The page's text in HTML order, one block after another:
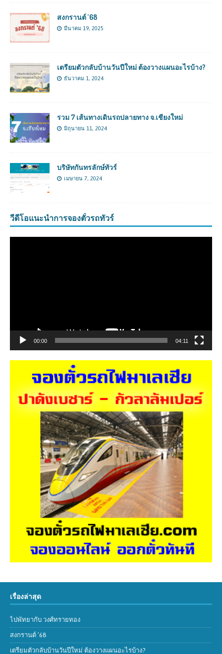
สงกรานต์ ’68
มีนาคม 19, 2025
เตรียมตัวกลับบ้านวันปีใหม่ ต้องวางแผนอะไรบ้าง?
ธันวาคม 1, 2024
รวม 7 เส้นทางเดินรถปลายทาง จ.เชียงใหม่
มิถุนายน 11, 2024
บริษัทกันทรลักษ์ทัวร์
เมษายน 7, 2024
วีดีโอแนะนำการจองตั๋วรถทัวร์
00:00 04:11
เรื่องล่าสุด
ไปพัทยากับ วงศ์ทรายทอง
สงกรานต์ ’68
เตรียมตัวกลับบ้านวันปีใหม่ ต้องวางแผนอะไรบ้าง?